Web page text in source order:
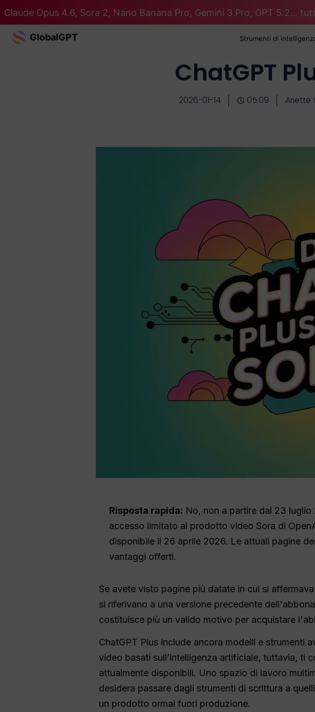
Claude Opus 4.6, Sora 2, Nano Banana Pro, Gemini 3 Pro, GPT 5.2...
GlobalGPT Strumenti di
ChatGPT
2026-01-14 05:09 Ariette
Risposta rapida: No, non a partire dal 23
accesso limitato al prodotto video Sora di
disponibile il 26 aprile 2026. Le attuali pagine
vantaggi offerti.
Se avete visto pagine più datate in cui si
si riferivano a una versione precedente
costituisce più un valido motivo per acquistare
ChatGPT Plus include ancora modelli e strumenti
video basati sull’intelligenza artificiale, tuttavia, ti
attualmente disponibili. Uno spazio di lavoro
desidera passare dagli strumenti di scrittura a
un prodotto ormai fuori produzione.